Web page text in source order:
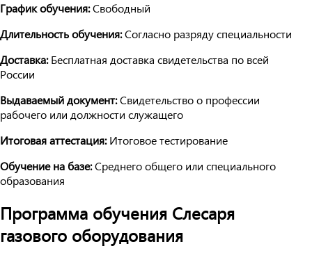
График обучения:Свободный
Длительность обучения:Согласно разряду специальности
Доставка:Бесплатная доставка свидетельства по всей
России
Выдаваемый документ:Свидетельство о профессии
рабочего или должности служащего
Итоговая аттестация:Итоговое тестирование
Обучение на базе:Среднего общего или специального
образования
Программа обучения Слесаря
газового оборудования